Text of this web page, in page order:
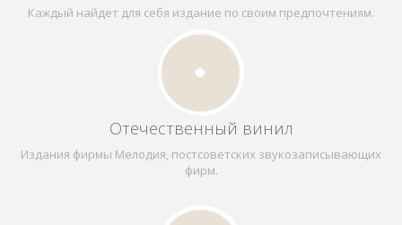
Каждый найдет для себя издание по своим предпочтениям.
Отечественный винил
Издания фирмы Mелодия, постсоветских звукозаписывающих
фирм.